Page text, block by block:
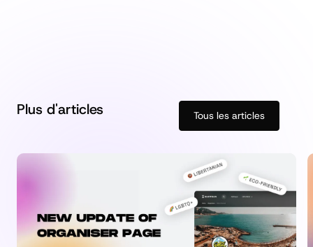
Plus d'articles Tous les articles